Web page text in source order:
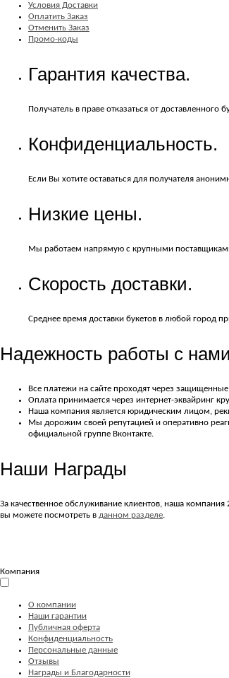
Условия Доставки
Оплатить Заказ
Отменить Заказ
Промо-коды
Гарантия качества.
Получатель в праве отказаться от доставленного
Конфиденциальность.
Если Вы хотите оставаться для получателя
Низкие цены.
Мы работаем напрямую с крупными
Скорость доставки.
Среднее время доставки букетов в любой город
Надежность работы с нами
Все платежи на сайте проходят через
Оплата принимается через интернет-эквайринг
Наша компания является юридическим лицом,
Мы дорожим своей репутацией и оперативно
официальной группе Вконтакте.
Наши Награды
За качественное обслуживание клиентов, наша
вы можете посмотреть в данном разделе.
Компания
О компании
Наши гарантии
Публичная оферта
Конфиденциальность
Персональные данные
Отзывы
Награды и Благодарности